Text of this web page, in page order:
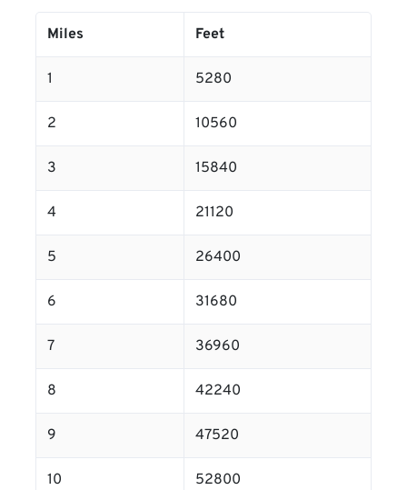
Miles Feet
1 5280
2 10560
3 15840
4 21120
5 26400
6 31680
7 36960
8 42240
9 47520
10 52800